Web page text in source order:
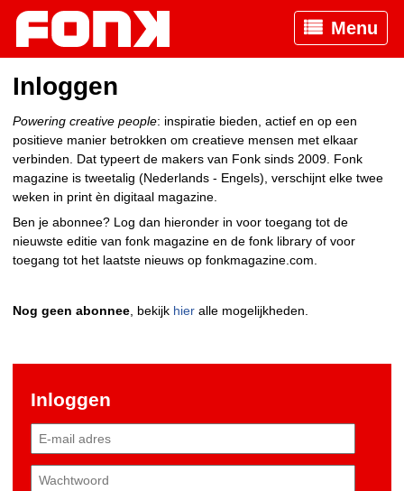
Menu
Inloggen
Powering creative people: inspiratie bieden, actief en op een
positieve manier betrokken om creatieve mensen met elkaar
verbinden. Dat typeert de makers van Fonk sinds 2009. Fonk
magazine is tweetalig (Nederlands - Engels), verschijnt elke twee
weken in print èn digitaal magazine.
Ben je abonnee? Log dan hieronder in voor toegang tot de
nieuwste editie van fonk magazine en de fonk library of voor
toegang tot het laatste nieuws op fonkmagazine.com.
Nog geen abonnee , bekijk hier alle mogelijkheden.
Inloggen